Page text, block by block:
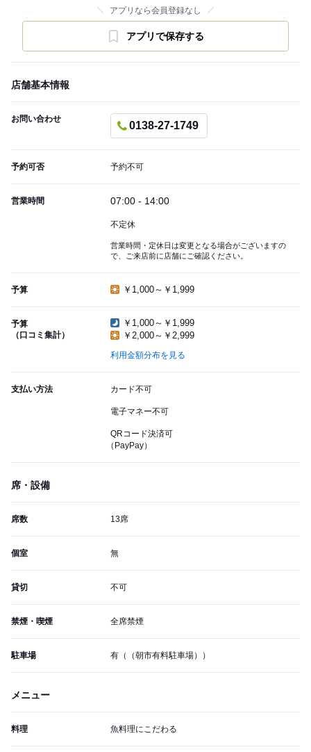
アプリなら会員登録なし
アプリで保存する
店舗基本情報
お問い合わせ
0138-27-1749
予約可否 予約不可
営業時間 07:00 - 14:00
不定休
営業時間・定休日は変更となる場合がございますの
で、ご来店前に店舗にご確認ください。
予算 ￥1,000～￥1,999
予算
（口コミ集計）
￥1,000～￥1,999
￥2,000～￥2,999
利用金額分布を見る
支払い方法 カード不可
電子マネー不可
QRコード決済可
（PayPay）
席・設備
席数 13席
個室 無
貸切 不可
禁煙・喫煙 全席禁煙
駐車場 有（（朝市有料駐車場））
メニュー
料理 魚料理にこだわる